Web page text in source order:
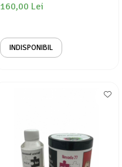
160,00 Lei
INDISPONIBIL